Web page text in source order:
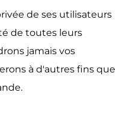
de ses utilisateurs
de toutes leurs
jamais vos
à d'autres fins que